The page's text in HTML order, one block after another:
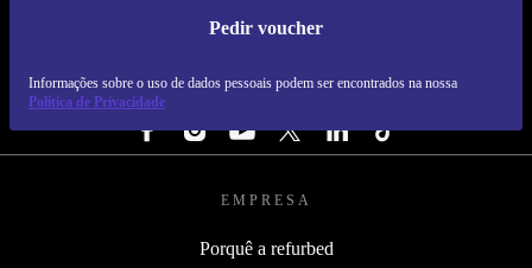
Pedir voucher
Informações sobre o uso de dados pessoais podem ser encontrados na nossa
Política de Privacidade
REFURBED PORTUGAL - RETHINK NEW.
SEGUE-NOS
EMPRESA
Porquê a refurbed